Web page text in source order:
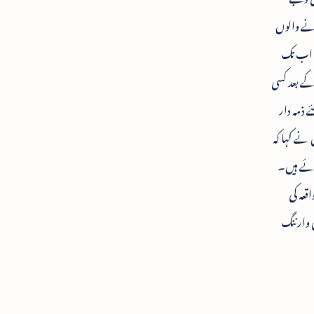
والوں
اب تک
بعد کسی
ذمہ دار
کہا کہ
ہیں۔
کی